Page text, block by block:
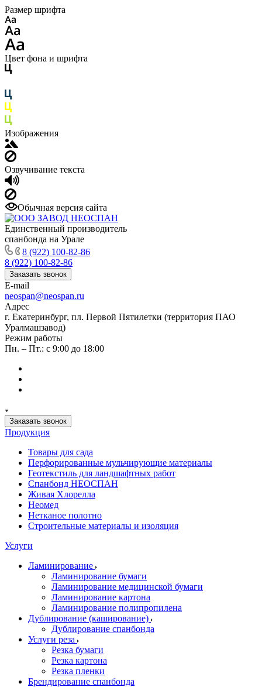
Размер шрифта
Цвет фона и шрифта
Изображения
Озвучивание текста
Обычная версия сайта
Единственный производитель
спанбонда на Урале
8 (922) 100-82-86
8 (922) 100-82-86
Заказать звонок
E-mail
neospan@neospan.ru
Адрес
г. Екатеринбург, пл. Первой Пятилетки (территория ПАО
Уралмашзавод)
Режим работы
Пн. – Пт.: с 9:00 до 18:00
Заказать звонок
Продукция
Товары для сада
Перфорированные мульчирующие материалы
Геотекстиль для ландшафтных работ
Спанбонд НЕОСПАН
Живая Хлорелла
Нeомед
Нетканое полотно
Строительные материалы и изоляция
Услуги
Ламинирование
Ламинирование бумаги
Ламинирование медицинской бумаги
Ламинирование картона
Ламинирование полипропилена
Дублирование (каширование)
Дублирование спанбонда
Услуги реза
Резка бумаги
Резка картона
Резка пленки
Брендирование спанбонда